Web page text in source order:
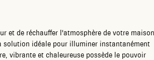
et de réchauffer l'atmosphère de votre maison
solution idéale pour illuminer instantanément
vibrante et chaleureuse possède le pouvoir